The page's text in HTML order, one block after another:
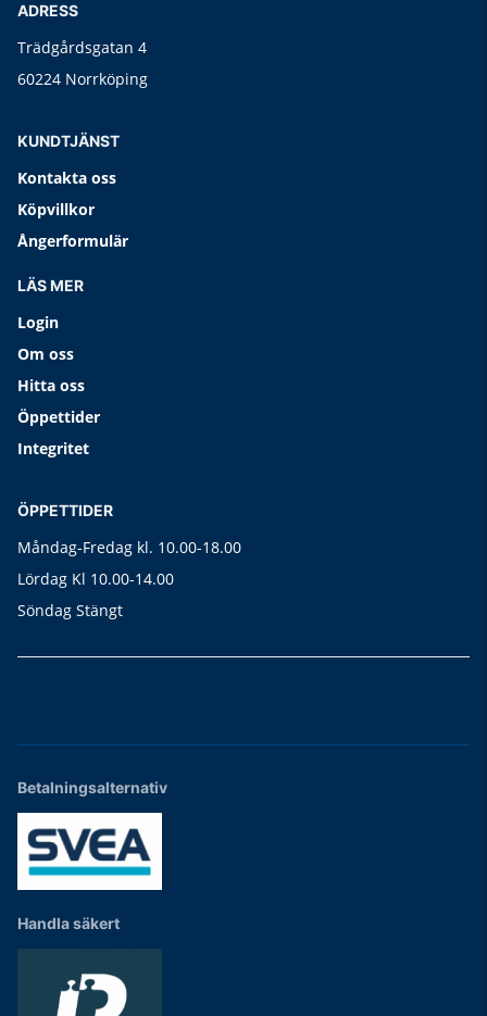
ADRESS
Trädgårdsgatan 4
60224 Norrköping
KUNDTJÄNST
Kontakta oss
Köpvillkor
Ångerformulär
LÄS MER
Login
Om oss
Hitta oss
Öppettider
Integritet
ÖPPETTIDER
Måndag-Fredag kl. 10.00-18.00
Lördag Kl 10.00-14.00
Söndag Stängt
Betalningsalternativ
Handla säkert